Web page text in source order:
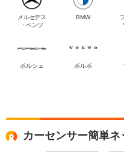
メルセデス
・ベンツ
BMW
ポルシェ ボルボ
カーセンサー簡単